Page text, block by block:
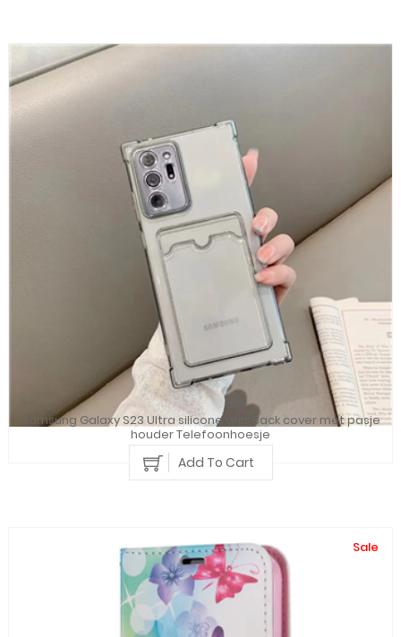
Samsung Galaxy S23 Ultra silicone grijs Back cover met pasje
houder Telefoonhoesje
Add To Cart
Sale